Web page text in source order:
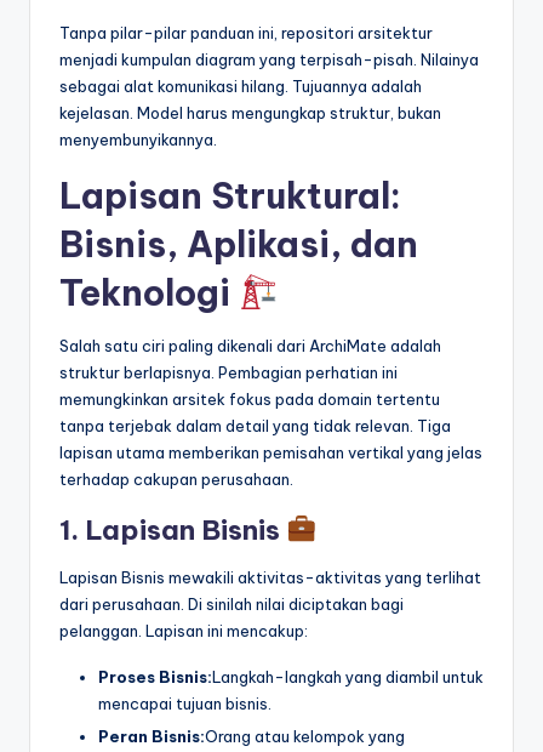
Tanpa pilar-pilar panduan ini, repositori arsitektur
menjadi kumpulan diagram yang terpisah-pisah. Nilainya
sebagai alat komunikasi hilang. Tujuannya adalah
kejelasan. Model harus mengungkap struktur, bukan
menyembunyikannya.
Lapisan Struktural:
Bisnis, Aplikasi, dan
Teknologi
Salah satu ciri paling dikenali dari ArchiMate adalah
struktur berlapisnya. Pembagian perhatian ini
memungkinkan arsitek fokus pada domain tertentu
tanpa terjebak dalam detail yang tidak relevan. Tiga
lapisan utama memberikan pemisahan vertikal yang jelas
terhadap cakupan perusahaan.
1. Lapisan Bisnis
Lapisan Bisnis mewakili aktivitas-aktivitas yang terlihat
dari perusahaan. Di sinilah nilai diciptakan bagi
pelanggan. Lapisan ini mencakup:
Proses Bisnis:Langkah-langkah yang diambil untuk
mencapai tujuan bisnis.
Peran Bisnis:Orang atau kelompok yang